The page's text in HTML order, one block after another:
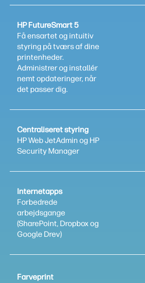
HP FutureSmart 5
Få ensartet og intuitiv
styring på tværs af dine
printenheder.
Administrer og installér
nemt opdateringer, når
det passer dig.
Centraliseret styring
HP Web JetAdmin og HP
Security Manager
Internetapps
Forbedrede
arbejdsgange
(SharePoint, Dropbox og
Google Drev)
Farveprint